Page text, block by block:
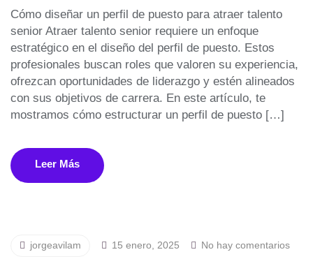
Cómo diseñar un perfil de puesto para atraer talento
senior Atraer talento senior requiere un enfoque
estratégico en el diseño del perfil de puesto. Estos
profesionales buscan roles que valoren su experiencia,
ofrezcan oportunidades de liderazgo y estén alineados
con sus objetivos de carrera. En este artículo, te
mostramos cómo estructurar un perfil de puesto […]
Leer Más
jorgeavilam 15 enero, 2025 No hay comentarios